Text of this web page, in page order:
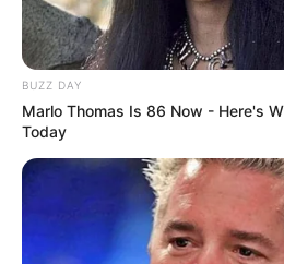
BUZZ DAY
Marlo Thomas Is 86 Now - Here's
Today